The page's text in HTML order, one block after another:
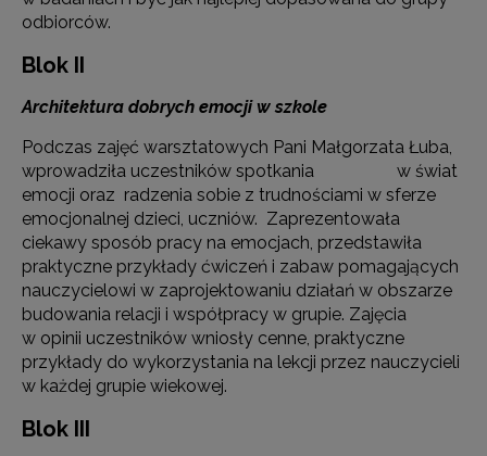
odbiorców.
Blok II
Architektura dobrych emocji w szkole
Podczas zajęć warsztatowych Pani Małgorzata Łuba,
wprowadziła uczestników spotkania w świat
emocji oraz radzenia sobie z trudnościami w sferze
emocjonalnej dzieci, uczniów. Zaprezentowała
ciekawy sposób pracy na emocjach, przedstawiła
praktyczne przykłady ćwiczeń i zabaw pomagających
nauczycielowi w zaprojektowaniu działań w obszarze
budowania relacji i współpracy w grupie. Zajęcia
w opinii uczestników wniosły cenne, praktyczne
przykłady do wykorzystania na lekcji przez nauczycieli
w każdej grupie wiekowej.
Blok III